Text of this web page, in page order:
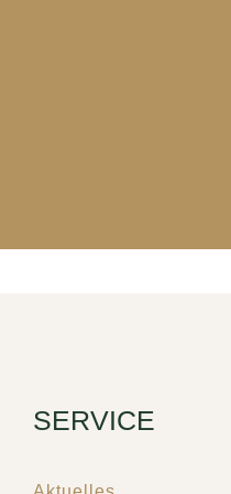
SERVICE